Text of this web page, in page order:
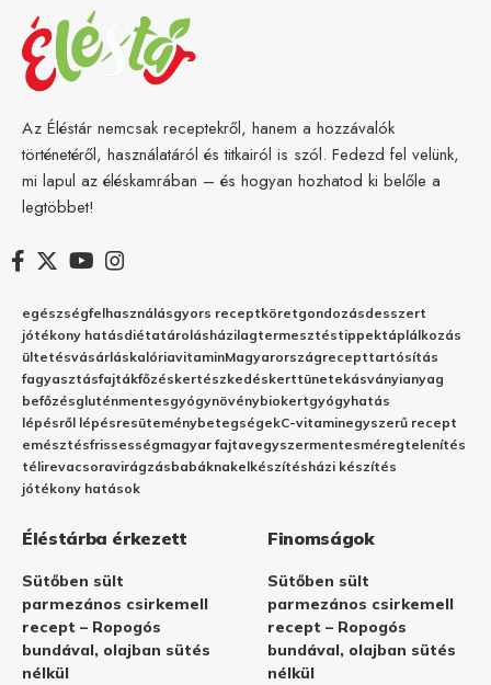
Az Éléstár nemcsak receptekről, hanem a hozzávalók
történetéről, használatáról és titkairól is szól. Fedezd fel velünk,
mi lapul az éléskamrában – és hogyan hozhatod ki belőle a
legtöbbet!
egészségfelhasználásgyors receptköretgondozásdesszert
jótékony hatásdiétatárolásházilagtermesztéstippektáplálkozás
ültetésvásárláskalóriavitaminMagyarországrecepttartósítás
fagyasztásfajtákfőzéskertészkedéskerttünetekásványianyag
befőzésgluténmentesgyógynövénybiokertgyógyhatás
lépésről lépésresüteménybetegségekC-vitaminegyszerű recept
emésztésfrissességmagyar fajtavegyszermentesméregtelenítés
télirevacsoravirágzásbabáknakelkészítésházi készítés
jótékony hatások
Éléstárba érkezett
Sütőben sült
parmezános csirkemell
recept – Ropogós
bundával, olajban sütés
nélkül
Finomságok
Sütőben sült
parmezános csirkemell
recept – Ropogós
bundával, olajban sütés
nélkül